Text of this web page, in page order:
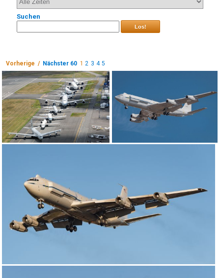
Suchen
Los!
Vorherige / Nächster 60 1 2 3 4 5